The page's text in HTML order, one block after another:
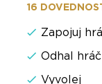
16
Zapojuj
Odhal
Vyvolej